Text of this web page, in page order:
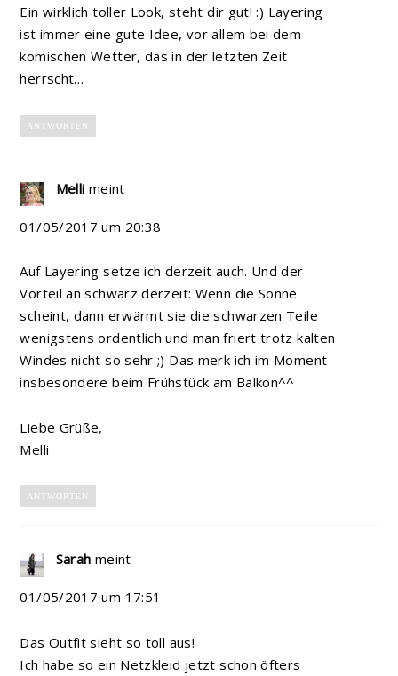
Ein wirklich toller Look, steht dir gut! :) Layering
ist immer eine gute Idee, vor allem bei dem
komischen Wetter, das in der letzten Zeit
herrscht…
ANTWORTEN
Melli meint
01/05/2017 um 20:38
Auf Layering setze ich derzeit auch. Und der
Vorteil an schwarz derzeit: Wenn die Sonne
scheint, dann erwärmt sie die schwarzen Teile
wenigstens ordentlich und man friert trotz kalten
Windes nicht so sehr ;) Das merk ich im Moment
insbesondere beim Frühstück am Balkon^^
Liebe Grüße,
Melli
ANTWORTEN
Sarah meint
01/05/2017 um 17:51
Das Outfit sieht so toll aus!
Ich habe so ein Netzkleid jetzt schon öfters